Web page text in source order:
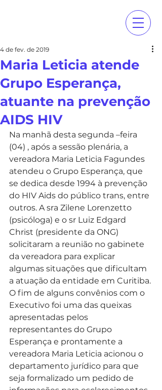
Maria Leticia atende
Grupo Esperança,
atuante na prevenção
AIDS HIV
4 de fev. de 2019
Na manhã desta segunda –feira
(04) , após a sessão plenária, a
vereadora Maria Leticia Fagundes
atendeu o Grupo Esperança, que
se dedica desde 1994 à prevenção
do HIV Aids do público trans, entre
outros. A sra Zilene Lorenzetto
(psicóloga) e o sr Luiz Edgard
Christ (presidente da ONG)
solicitaram a reunião no gabinete
da vereadora para explicar
algumas situações que dificultam
a atuação da entidade em Curitiba.
O fim de alguns convênios com o
Executivo foi uma das queixas
apresentadas pelos
representantes do Grupo
Esperança e prontamente a
vereadora Maria Leticia acionou o
departamento jurídico para que
seja formalizado um pedido de